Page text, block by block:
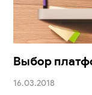
Выбор
16.03.2018